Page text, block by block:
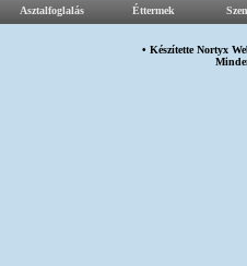
Asztalfoglalás Éttermek
• KészítetteNortyx